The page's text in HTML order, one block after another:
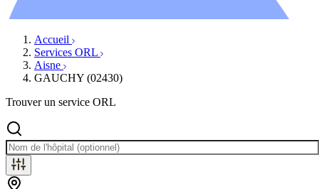
Accueil
Services ORL
Aisne
GAUCHY (02430)
Trouver un service ORL